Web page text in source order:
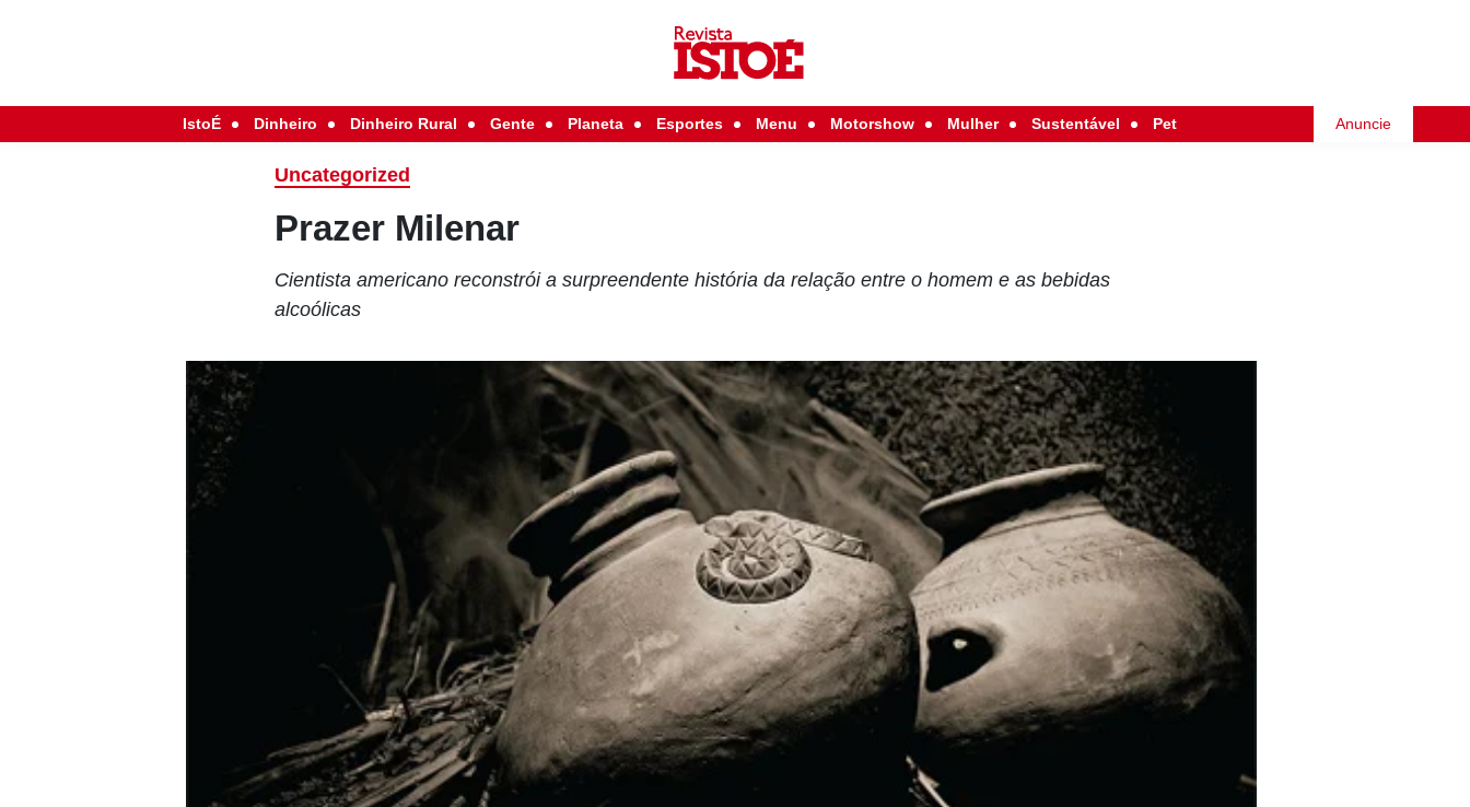
IstoÉ Dinheiro Dinheiro Rural Gente Planeta Esportes Menu Motorshow Mulher Sustentável Pet Anuncie
Uncategorized
Prazer Milenar
Cientista americano reconstrói a surpreendente história da relação entre o homem e as bebidas
alcoólicas